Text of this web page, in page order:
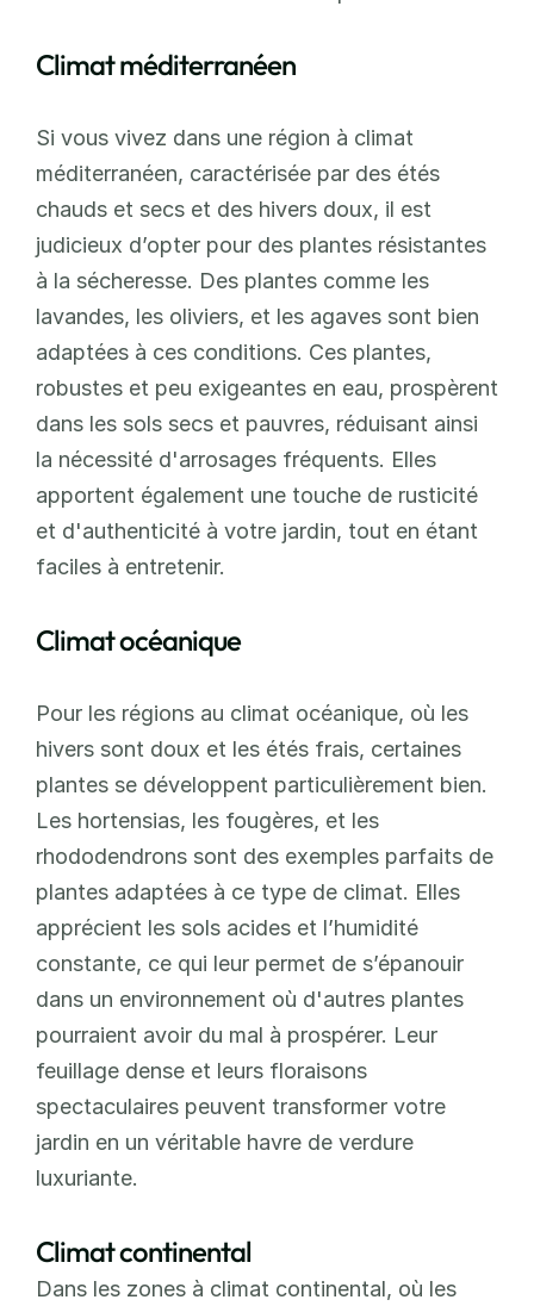
Climat méditerranéen
Si vous vivez dans une région à climat
méditerranéen, caractérisée par des étés
chauds et secs et des hivers doux, il est
judicieux d’opter pour des plantes résistantes
à la sécheresse. Des plantes comme les
lavandes, les oliviers, et les agaves sont bien
adaptées à ces conditions. Ces plantes,
robustes et peu exigeantes en eau, prospèrent
dans les sols secs et pauvres, réduisant ainsi
la nécessité d'arrosages fréquents. Elles
apportent également une touche de rusticité
et d'authenticité à votre jardin, tout en étant
faciles à entretenir.
Climat océanique
Pour les régions au climat océanique, où les
hivers sont doux et les étés frais, certaines
plantes se développent particulièrement bien.
Les hortensias, les fougères, et les
rhododendrons sont des exemples parfaits de
plantes adaptées à ce type de climat. Elles
apprécient les sols acides et l’humidité
constante, ce qui leur permet de s’épanouir
dans un environnement où d'autres plantes
pourraient avoir du mal à prospérer. Leur
feuillage dense et leurs floraisons
spectaculaires peuvent transformer votre
jardin en un véritable havre de verdure
luxuriante.
Climat continental
Dans les zones à climat continental, où les